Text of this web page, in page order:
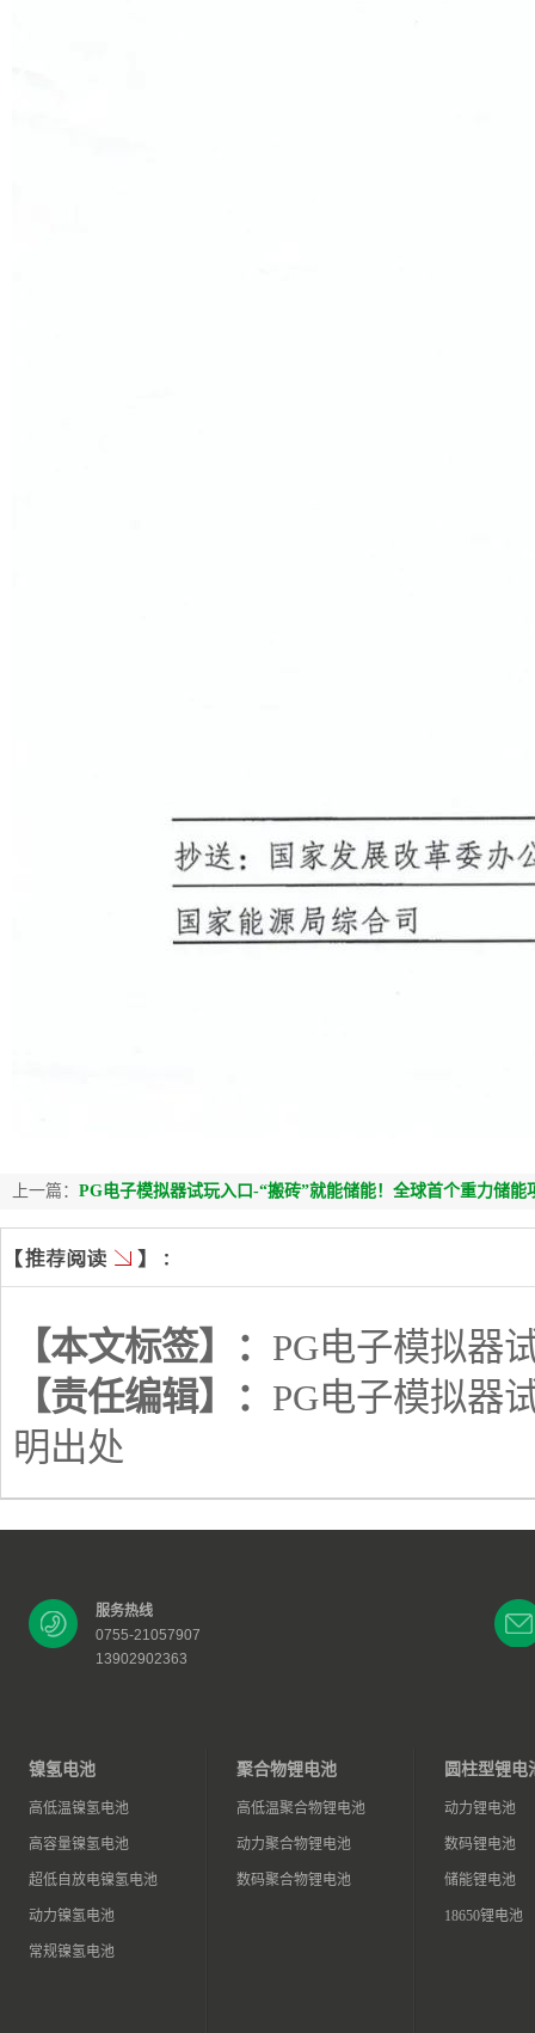
上一篇： PG电子模拟器试玩入口-“搬砖”就能储能！全球首个重力储能
【本文标签】： PG电子模拟器
【责任编辑】： PG电子模拟器
明出处
服务热线
0755-21057907
13902902363
镍氢电池
高低温镍氢电池
高容量镍氢电池
超低自放电镍氢电池
动力镍氢电池
常规镍氢电池
聚合物锂电池
高低温聚合物锂电池
动力聚合物锂电池
数码聚合物锂电池
圆柱型锂电
动力锂电池
数码锂电池
储能锂电池
18650锂电池